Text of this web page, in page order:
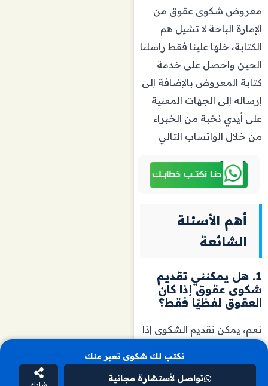
معروض شكوى عقوق من
الإمارة الباحة لا تشيل هم
الكتابة، خلها علينا فقط راسلنا
الحين واحصل على خدمة
كتابة المعروض بالإضافة إلى
إرساله إلى الجهات المعنية
على أيدي نخبة من الخبراء
من خلال الواتساب التالي
أهم الأسئلة
الشائعة
1. هل يمكنني تقديم
شكوى عقوق إذا كان
العقوق لفظيًا فقط؟
نعم، يمكن تقديم الشكوى إذا
التصرفات التي تؤذيتواصل لأستشارة مجانية
شارك